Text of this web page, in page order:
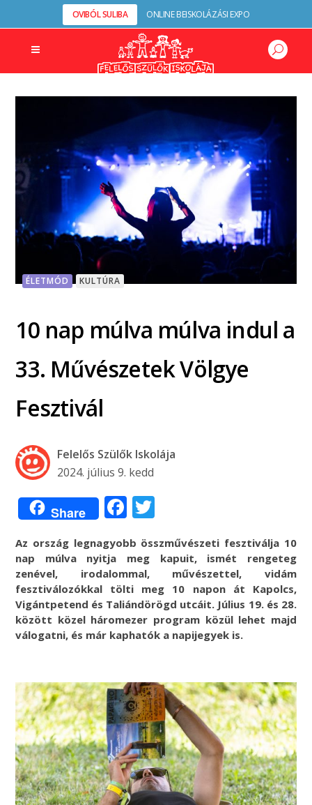
OVIBÓL SULIBA ONLINE BEISKOLÁZÁSI EXPO
ÉLETMÓD KULTÚRA
10 nap múlva múlva indul a
33. Művészetek Völgye
Fesztivál
Felelős Szülők Iskolája
2024. július 9. kedd
Share Facebook
Az ország legnagyobb összművészeti fesztiválja 10
nap múlva nyitja meg kapuit, ismét rengeteg
zenével, irodalommal, művészettel, vidám
fesztiválozókkal tölti meg 10 napon át Kapolcs,
Vigántpetend és Taliándörögd utcáit. Július 19. és 28.
között közel háromezer program közül lehet majd
válogatni, és már kaphatók a napijegyek is.